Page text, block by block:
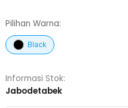
Pilihan Warna:
Black
Informasi Stok:
Jabodetabek